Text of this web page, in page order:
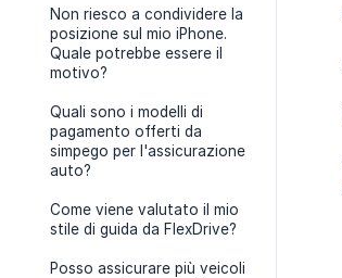
Non riesco a condividere la
posizione sul mio iPhone.
Quale potrebbe essere il
motivo?
Quali sono i modelli di
pagamento offerti da
simpego per l'assicurazione
auto?
Come viene valutato il mio
stile di guida da FlexDrive?
Posso assicurare più veicoli